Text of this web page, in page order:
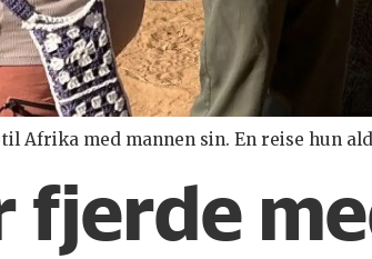
Afrika med mannen sin. En reise hun
fjerde